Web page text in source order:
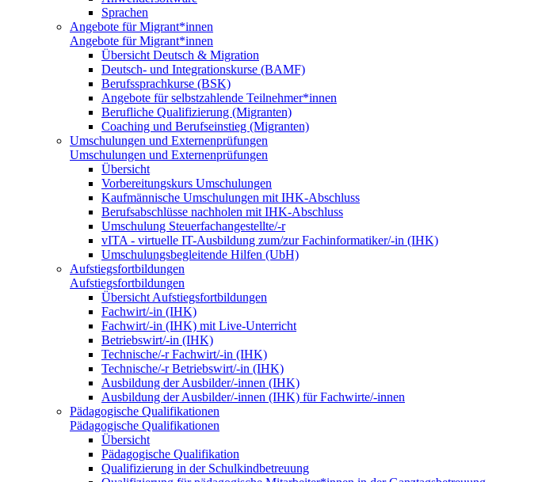
Sprachen
Angebote für Migrant*innen
Angebote für Migrant*innen
Übersicht Deutsch & Migration
Deutsch- und Integrationskurse (BAMF)
Berufssprachkurse (BSK)
Angebote für selbstzahlende Teilnehmer*innen
Berufliche Qualifizierung (Migranten)
Coaching und Berufseinstieg (Migranten)
Umschulungen und Externenprüfungen
Umschulungen und Externenprüfungen
Übersicht
Vorbereitungskurs Umschulungen
Kaufmännische Umschulungen mit IHK-Abschluss
Berufsabschlüsse nachholen mit IHK-Abschluss
Umschulung Steuerfachangestellte/-r
vITA - virtuelle IT-Ausbildung zum/zur Fachinformatiker/-in (IHK)
Umschulungsbegleitende Hilfen (UbH)
Aufstiegsfortbildungen
Aufstiegsfortbildungen
Übersicht Aufstiegsfortbildungen
Fachwirt/-in (IHK)
Fachwirt/-in (IHK) mit Live-Unterricht
Betriebswirt/-in (IHK)
Technische/-r Fachwirt/-in (IHK)
Technische/-r Betriebswirt/-in (IHK)
Ausbildung der Ausbilder/-innen (IHK)
Ausbildung der Ausbilder/-innen (IHK) für Fachwirte/-innen
Pädagogische Qualifikationen
Pädagogische Qualifikationen
Übersicht
Pädagogische Qualifikation
Qualifizierung in der Schulkindbetreuung